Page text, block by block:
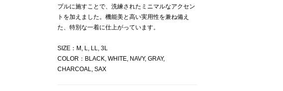
プルに施すことで、洗練されたミニマルなアクセン
トを加えました。機能美と高い実用性を兼ね備え
た、特別な一着に仕上がっています。
SIZE：M, L, LL, 3L
COLOR：BLACK, WHITE, NAVY, GRAY,
CHARCOAL, SAX